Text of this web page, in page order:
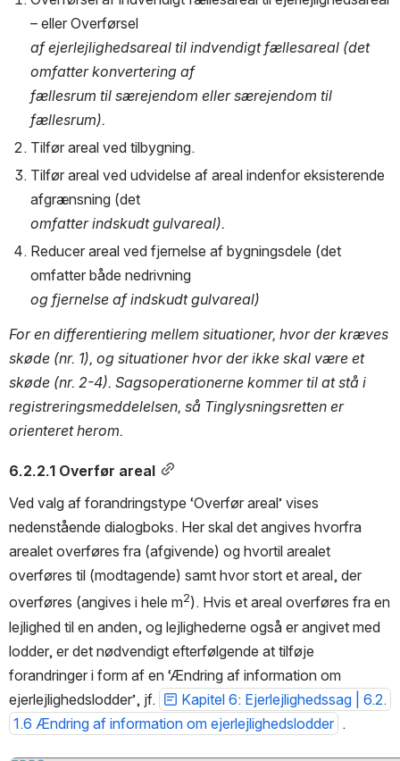
– eller Overførsel
af ejerlejlighedsareal til indvendigt fællesareal (det
omfatter konvertering af
fællesrum til særejendom eller særejendom til
fællesrum).
Tilfør areal ved tilbygning.
Tilfør areal ved udvidelse af areal indenfor eksisterende
afgrænsning (det
omfatter indskudt gulvareal).
Reducer areal ved fjernelse af bygningsdele (det
omfatter både nedrivning
og fjernelse af indskudt gulvareal)
For en differentiering mellem situationer, hvor der kræves
skøde (nr. 1), og situationer hvor der ikke skal være et
skøde (nr. 2-4). Sagsoperationerne kommer til at stå i
registreringsmeddelelsen, så Tinglysningsretten er
orienteret herom.
6.2.2.1 Overfør areal
Ved valg af forandringstype ‘Overfør areal’ vises
nedenstående dialogboks. Her skal det angives hvorfra
arealet overføres fra (afgivende) og hvortil arealet
overføres til (modtagende) samt hvor stort et areal, der
overføres (angives i hele m2). Hvis et areal overføres fra en
lejlighed til en anden, og lejlighederne også er angivet med
lodder, er det nødvendigt efterfølgende at tilføje
forandringer i form af en ‘Ændring af information om
ejerlejlighedslodder’, jf.
Kapitel 6: Ejerlejlighedssag | 6.2.
1.6 Ændring af information om ejerlejlighedslodder .